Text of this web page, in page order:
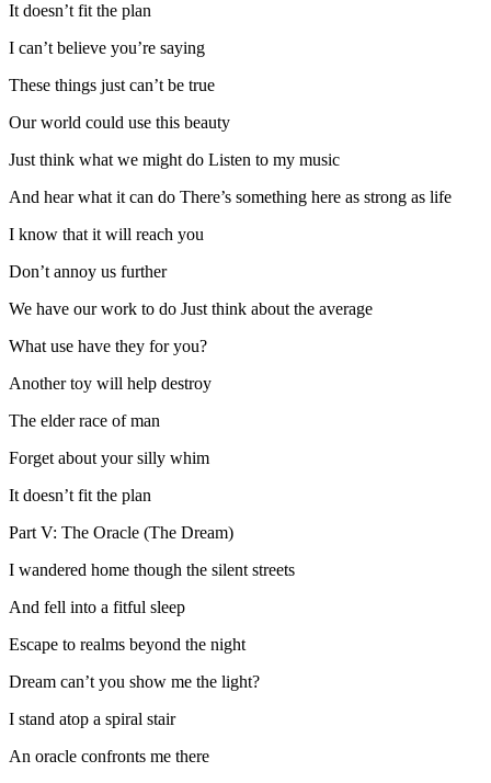
It doesn’t fit the plan
I can’t believe you’re saying
These things just can’t be true
Our world could use this beauty
Just think what we might do Listen to my music
And hear what it can do There’s something here as strong as life
I know that it will reach you
Don’t annoy us further
We have our work to do Just think about the average
What use have they for you?
Another toy will help destroy
The elder race of man
Forget about your silly whim
It doesn’t fit the plan
Part V: The Oracle (The Dream)
I wandered home though the silent streets
And fell into a fitful sleep
Escape to realms beyond the night
Dream can’t you show me the light?
I stand atop a spiral stair
An oracle confronts me there